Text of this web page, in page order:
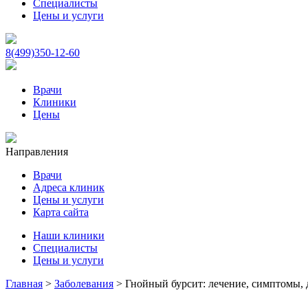
Специалисты
Цены и услуги
8(499)350-12-60
Врачи
Клиники
Цены
Направления
Врачи
Адреса клиник
Цены и услуги
Карта сайта
Наши клиники
Специалисты
Цены и услуги
Главная > Заболевания > Гнойный бурсит: лечение, симптомы,